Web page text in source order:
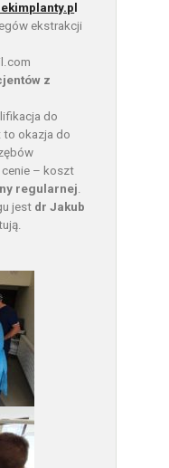
ekstrakcji
z
do
to okazja do
cenie – koszt
regularnej.
jest dr Jakub